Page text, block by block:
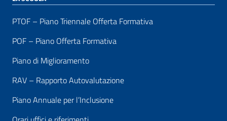
PTOF – Piano Triennale Offerta Formativa
POF – Piano Offerta Formativa
Piano di Miglioramento
RAV – Rapporto Autovalutazione
Piano Annuale per l’Inclusione